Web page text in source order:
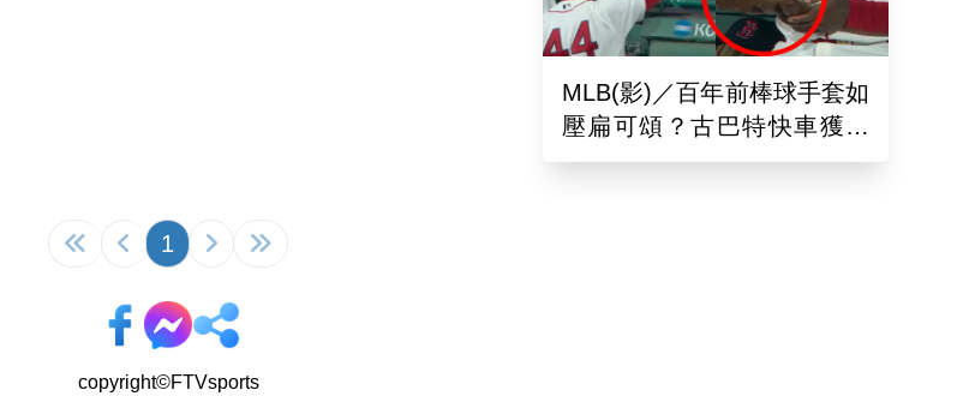
MLB(影)／百年前棒球手套如
壓扁可頌？古巴特快車獲得
「極罕見古董」樂到爆
1
copyright©FTVsports